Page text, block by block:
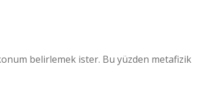
belirlemek ister. Bu yüzden metafizik